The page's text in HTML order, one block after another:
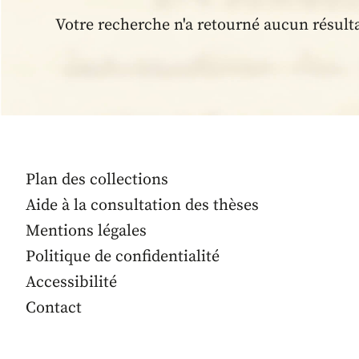
Votre recherche n'a retourné aucun
Plan des collections
Aide à la consultation des thèses
Mentions légales
Politique de confidentialité
Accessibilité
Contact